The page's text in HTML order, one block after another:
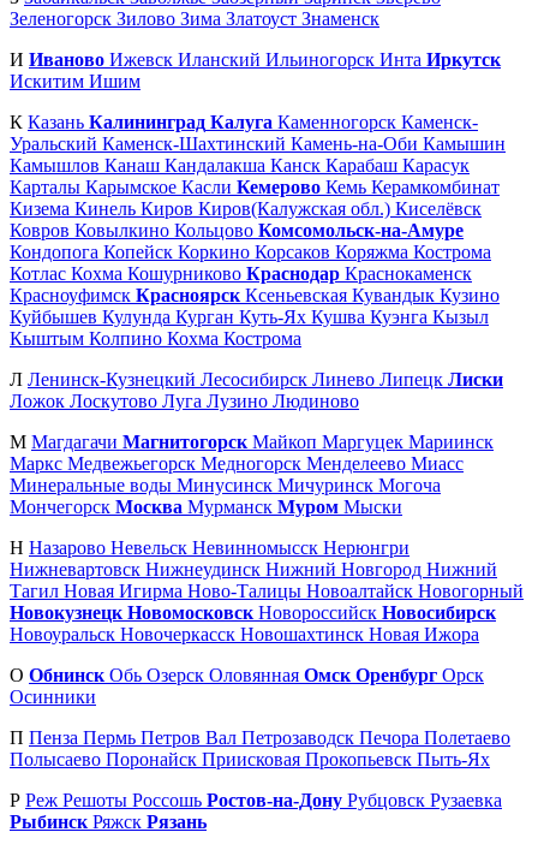
Зеленогорск Зилово Зима Златоуст Знаменск
И Иваново Ижевск Иланский Ильиногорск Инта Иркутск
Искитим Ишим
К Казань Калининград Калуга Каменногорск Каменск-
Уральский Каменск-Шахтинский Камень-на-Оби Камышин
Камышлов Канаш Кандалакша Канск Карабаш Карасук
Карталы Карымское Касли Кемерово Кемь Керамкомбинат
Кизема Кинель Киров Киров(Калужская обл.) Киселёвск
Ковров Ковылкино Кольцово Комсомольск-на-Амуре
Кондопога Копейск Коркино Корсаков Коряжма Кострома
Котлас Кохма Кошурниково Краснодар Краснокаменск
Красноуфимск Красноярск Ксеньевская Кувандык Кузино
Куйбышев Кулунда Курган Куть-Ях Кушва Куэнга Кызыл
Кыштым Колпино Кохма Кострома
Л Ленинск-Кузнецкий Лесосибирск Линево Липецк Лиски
Ложок Лоскутово Луга Лузино Людиново
М Магдагачи Магнитогорск Майкоп Маргуцек Мариинск
Маркс Медвежьегорск Медногорск Менделеево Миасс
Минеральные воды Минусинск Мичуринск Могоча
Мончегорск Москва Мурманск Муром Мыски
Н Назарово Невельск Невинномысск Нерюнгри
Нижневартовск Нижнеудинск Нижний Новгород Нижний
Тагил Новая Игирма Ново-Талицы Новоалтайск Новогорный
Новокузнецк Новомосковск Новороссийск Новосибирск
Новоуральск Новочеркасск Новошахтинск Новая Ижора
О Обнинск Обь Озерск Оловянная Омск Оренбург Орск
Осинники
П Пенза Пермь Петров Вал Петрозаводск Печора Полетаево
Полысаево Поронайск Приисковая Прокопьевск Пыть-Ях
Р Реж Решоты Россошь Ростов-на-Дону Рубцовск Рузаевка
Рыбинск Ряжск Рязань